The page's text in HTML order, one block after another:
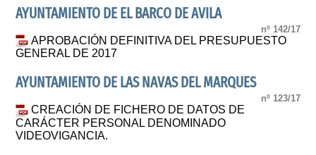
AYUNTAMIENTO DE EL BARCO DE AVILA
nº 142/17
APROBACIÓN DEFINITIVA DEL PRESUPUESTO
GENERAL DE 2017
AYUNTAMIENTO DE LAS NAVAS DEL MARQUES
nº 123/17
CREACIÓN DE FICHERO DE DATOS DE
CARÁCTER PERSONAL DENOMINADO
VIDEOVIGANCIA.